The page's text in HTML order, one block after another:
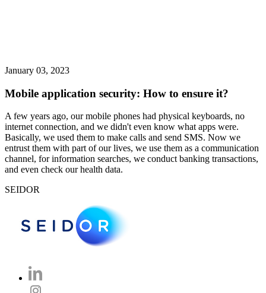
January 03, 2023
Mobile application security: How to ensure it?
A few years ago, our mobile phones had physical keyboards, no
internet connection, and we didn't even know what apps were.
Basically, we used them to make calls and send SMS. Now we
entrust them with part of our lives, we use them as a communication
channel, for information searches, we conduct banking transactions,
and even check our health data.
SEIDOR